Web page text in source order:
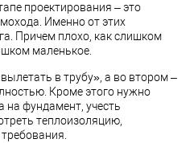
проектирования – это
Именно от этих
Причем плохо, как слишком
маленькое.
в трубу», а во втором –
Кроме этого нужно
на фундамент, учесть
теплоизоляцию,